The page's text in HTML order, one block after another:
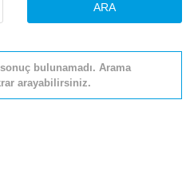
ARA
bulunamadı. Arama
arayabilirsiniz.